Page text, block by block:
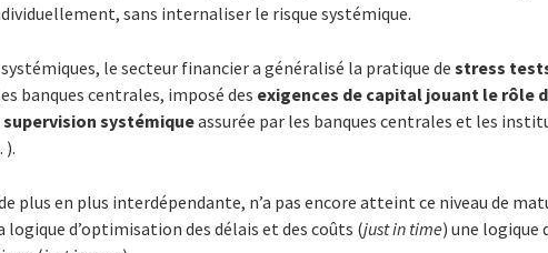
sans internaliser le risque systémique.
systémiques, le secteur financier a généralisé la pratique destress
banques centrales, imposé des exigences de capital jouant le rôle
supervision systémiqueassurée par les banques centrales et les
).
plus en plus interdépendante, n’a pas encore atteint ce niveau de
logique d’optimisation des délais et des coûts (just in time) une logique